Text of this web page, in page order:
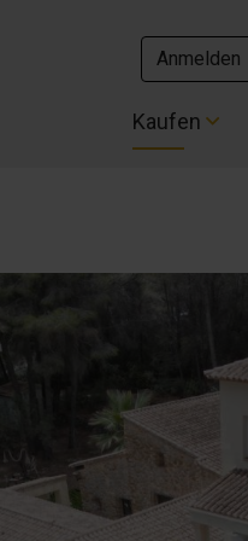
Anmelden
Kaufen
Anmelden
Kaufen